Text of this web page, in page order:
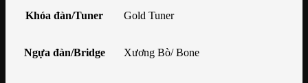
Khóa đàn/Tuner Gold Tuner
Ngựa đàn/Bridge Xương Bò/ Bone